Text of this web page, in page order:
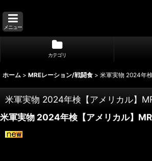
メニュー
カテゴリ
ホーム > MREレーション/戦闘食 > 米軍実物 2024年
米軍実物 2024年検【アメリカル】
米軍実物 2024年検【アメリカル】